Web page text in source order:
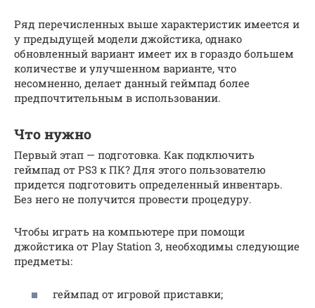
Ряд перечисленных выше характеристик имеется и
у предыдущей модели джойстика, однако
обновленный вариант имеет их в гораздо большем
количестве и улучшенном варианте, что
несомненно, делает данный геймпад более
предпочтительным в использовании.
Что нужно
Первый этап — подготовка. Как подключить
геймпад от PS3 к ПК? Для этого пользователю
придется подготовить определенный инвентарь.
Без него не получится провести процедуру.
Чтобы играть на компьютере при помощи
джойстика от Play Station 3, необходимы следующие
предметы:
геймпад от игровой приставки;